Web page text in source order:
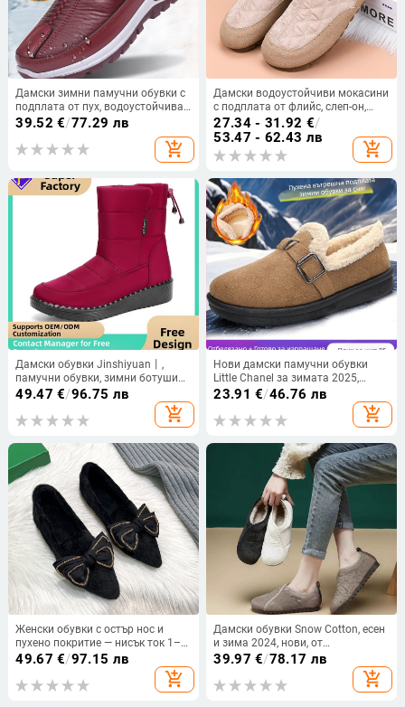
Дамски зимни памучни обувки с
подплата от пух, водоустойчива
и противохлъзгаща гумена
39.52 €/77.29 лв
add_shopping_cart
Дамски водоустойчиви мокасини
с подплата от флийс, слеп-он,
топли зимни обувки 2024
27.34 - 31.92 €/
53.47 - 62.43 лв
add_shopping_cart
Дамски обувки Jinshiyuan丨,
памучни обувки, зимни ботуши
за през граница, с поларена
подплата, удебелени, топли
снежни ботуши, обработени и
ботуши
49.47 €/96.75 лв
add_shopping_cart
Нови дамски памучни обувки
Little Chanel за зимата 2025,
ретро, памучни ботуши
Birkenstock с полар и удебелени
снежни ботуши
23.91 €/46.76 лв
add_shopping_cart
Женски обувки с остър нос и
пухено покритие — нисък ток 1–3
см, подплата от изкуствен пух,
подметка от телешко сухожилие
49.67 €/97.15 лв
add_shopping_cart
Дамски обувки Snow Cotton, есен
и зима 2024, нови, от
аерокосмически плат, вълна, с
полар, неплъзгащи се, леки,
памучни, за майки
39.97 €/78.17 лв
add_shopping_cart